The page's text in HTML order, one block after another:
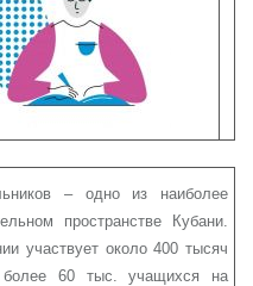
– одно из наиболее
пространстве Кубани.
участвует около 400 тысяч
60 тыс. учащихся на